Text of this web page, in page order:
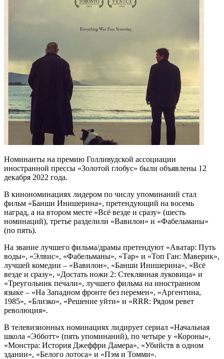
Номинанты на премию Голливудской ассоциации
иностранной прессы «Золотой глобус» были объявлены 12
декабря 2022 года.
В кинономинациях лидером по числу упоминаний стал
фильм «Банши Инишерина», претендующий на восемь
наград, а на втором месте «Всё везде и сразу» (шесть
номинаций), третье разделили «Вавилон» и «Фабельманы»
(по пять).
На звание лучшего фильма/драмы претендуют «Аватар: Путь
воды», «Элвис», «Фабельманы», «Тар» и «Топ Ган: Маверик»,
лучшей комедии – «Вавилон», «Банши Инишерина», «Всё
везде и сразу», «Достать ножи 2: Стеклянная луковица» и
«Треугольник печали», лучшего фильма на иностранном
языке – «На Западном фронте без перемен», «Аргентина,
1985», «Близко», «Решение уйти» и «RRR: Рядом ревет
революция».
В телевизионных номинациях лидирует сериал «Начальная
школа «Эбботт» (пять упоминаний), по четыре у «Короны»,
«Монстра: История Джеффри Дамера», «Убийств в одном
здании», «Белого лотоса» и «Пэм и Томми».